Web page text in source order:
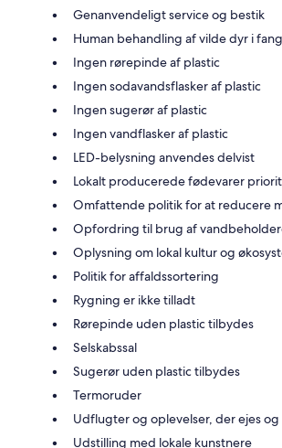
Genanvendeligt service og bestik
Human behandling af vilde dyr i
Ingen rørepinde af plastic
Ingen sodavandsflasker af plastic
Ingen sugerør af plastic
Ingen vandflasker af plastic
LED-belysning anvendes delvist
Lokalt producerede fødevarer
Omfattende politik for at reducere
Opfordring til brug af
Oplysning om lokal kultur og
Politik for affaldssortering
Rygning er ikke tilladt
Rørepinde uden plastic tilbydes
Selskabssal
Sugerør uden plastic tilbydes
Termoruder
Udflugter og oplevelser, der ejes
Udstilling med lokale kunstnere